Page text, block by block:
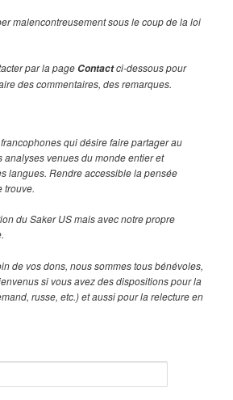
malencontreusement sous le coup de la loi
par la page Contactci-dessous pour
des commentaires, des remarques.
qui désire faire partager au
venues du monde entier et
langues. Rendre accessible la pensée
trouve.
du Saker US mais avec notre propre
de vos dons, nous sommes tous bénévoles,
si vous avez des dispositions pour la
russe, etc.) et aussi pour la relecture en